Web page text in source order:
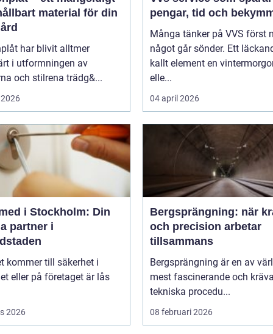
material för din
har blivit alltmer
i utformningen av
och stilrena trädg&...
pengar, tid och
Många tänker på VVS först
något går sönder. Ett
kallt element en
elle...
04 april 2026
i Stockholm: Din
partner i
kommer till säkerhet i
eller på företaget är lås
2026
Bergsprängning: när
och precision arbetar
tillsammans
Bergsprängning är en av
mest fascinerande och
tekniska procedu...
08 februari 2026